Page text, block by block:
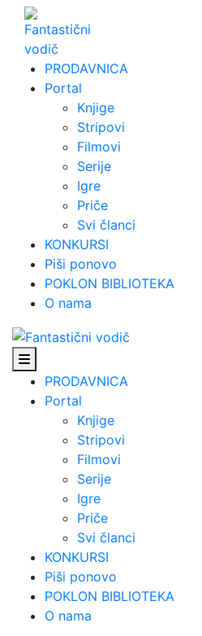
Skip
content
PRODAVNICA
Portal
Knjige
Stripovi
Filmovi
Serije
Igre
Priče
Svi članci
KONKURSI
Piši ponovo
POKLON BIBLIOTEKA
O nama
PRODAVNICA
Portal
Knjige
Stripovi
Filmovi
Serije
Igre
Priče
Svi članci
KONKURSI
Piši ponovo
POKLON BIBLIOTEKA
O nama